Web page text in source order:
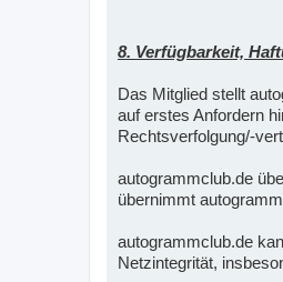
8. Verfügbarkeit,
Das Mitglied stellt
auf erstes Anfordern
Rechtsverfolgung/-
autogrammclub.de
übernimmt
autogrammclub.de
Netzintegrität,